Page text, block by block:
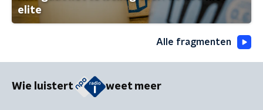
elite
Alle fragmenten
Wie luistert weet meer